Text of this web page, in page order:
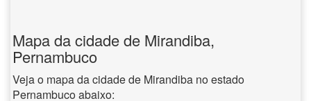
Mapa da cidade de Mirandiba,
Pernambuco
Veja o mapa da cidade de Mirandiba no estado
Pernambuco abaixo: